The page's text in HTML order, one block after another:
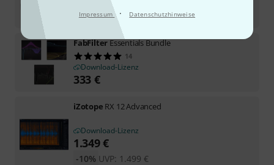
Impressum · Datenschutzhinweise
Sofort lieferbar
403€
FabFilterEssentials Bundle
14
Download-Lizenz
333 €
iZotope RX 12 Advanced
Download-Lizenz
1.349€
UVP: 1.499 €
-10%